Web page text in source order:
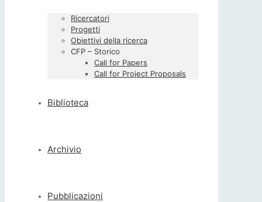
Ricercatori
Progetti
Obiettivi della ricerca
CFP – Storico
Call for Papers
Call for Project Proposals
Biblioteca
Archivio
Pubblicazioni